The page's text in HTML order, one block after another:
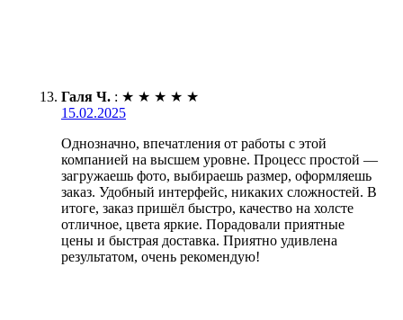
Галя Ч. : ★ ★ ★ ★ ★
15.02.2025
Однозначно, впечатления от работы с этой
компанией на высшем уровне. Процесс простой —
загружаешь фото, выбираешь размер, оформляешь
заказ. Удобный интерфейс, никаких сложностей. В
итоге, заказ пришёл быстро, качество на холсте
отличное, цвета яркие. Порадовали приятные
цены и быстрая доставка. Приятно удивлена
результатом, очень рекомендую!